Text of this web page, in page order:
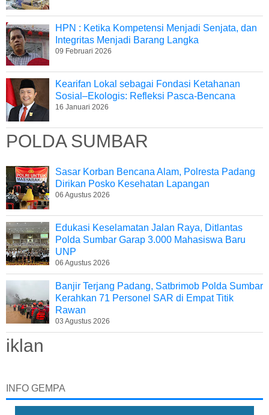
HPN : Ketika Kompetensi Menjadi Senjata, dan
Integritas Menjadi Barang Langka
09 Februari 2026
Kearifan Lokal sebagai Fondasi Ketahanan
Sosial–Ekologis: Refleksi Pasca-Bencana
16 Januari 2026
POLDA SUMBAR
Sasar Korban Bencana Alam, Polresta Padang
Dirikan Posko Kesehatan Lapangan
06 Agustus 2026
Edukasi Keselamatan Jalan Raya, Ditlantas
Polda Sumbar Garap 3.000 Mahasiswa Baru
UNP
06 Agustus 2026
Banjir Terjang Padang, Satbrimob Polda Sumbar
Kerahkan 71 Personel SAR di Empat Titik
Rawan
03 Agustus 2026
iklan
INFO GEMPA